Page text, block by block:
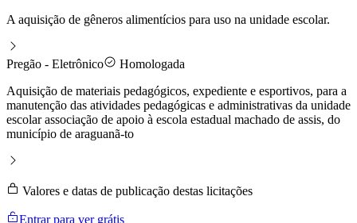
A aquisição de gêneros alimentícios para uso na unidade escolar.
Pregão - Eletrônico
Homologada
Aquisição de materiais pedagógicos, expediente e esportivos, para a
manutenção das atividades pedagógicas e administrativas da unidade
escolar associação de apoio à escola estadual machado de assis, do
município de araguanã-to
Valores e datas de publicação destas licitações
Entrar para ver grátis